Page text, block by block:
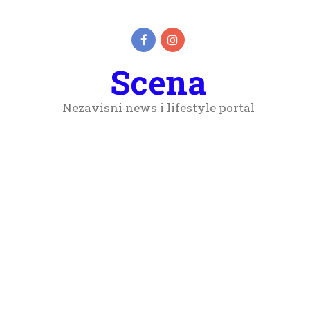
Scena
Nezavisni news i lifestyle portal